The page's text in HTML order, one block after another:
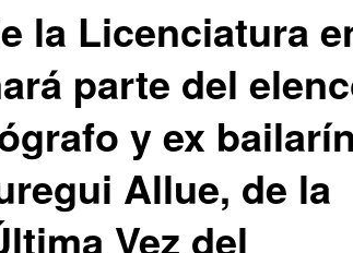
la Licenciatura
parte del
y ex bailarín
Allue, de la
Vez del